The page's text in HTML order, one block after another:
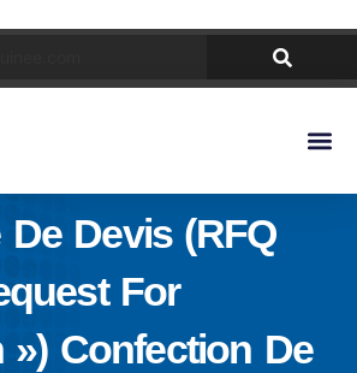
Devis (RFQ
For
») Confection De